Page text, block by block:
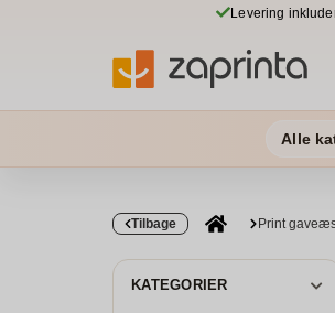
Levering
Alle
Tilbage Print
KATEGORIER